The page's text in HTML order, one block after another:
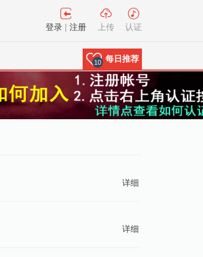
登录 |注册 上传 认证
10 每日推荐
详细
详细